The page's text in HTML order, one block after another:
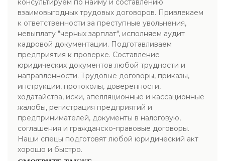
консультируем по найму и составлению
взаимовыгодных трудовых договоров. Привлекаем
к ответственности за преступные увольнения,
невыплату "черных зарплат", исполняем аудит
кадровой документации. Подготавливаем
предприятия к проверке. Составление
юридических документов любой трудности и
направленности. Трудовые договоры, приказы,
инструкции, протоколы, доверенности,
ходатайства, иски, апелляционные и кассационные
жалобы, регистрация предприятий и
предпринимателей, документы в налоговую,
соглашения и гражданско-правовые договоры.
Наши спецы подготовят любой юридический акт
хорошо и быстро.